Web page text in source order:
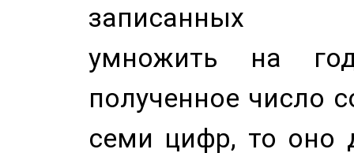
записанных
умножить на
полученное число
семи цифр, то оно